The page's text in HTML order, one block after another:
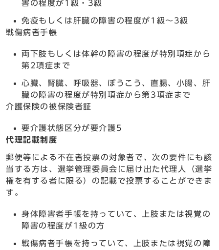
害の程度が1級・3級
免疫もしくは肝臓の障害の程度が1級～3級
戦傷病者手帳
両下肢もしくは体幹の障害の程度が特別項症から
第2項症まで
心臓、腎臓、呼吸器、ぼうこう、直腸、小腸、肝
臓の障害の程度が特別項症から第3項症まで
介護保険の被保険者証
要介護状態区分が要介護5
代理記載制度
郵便等による不在者投票の対象者で、次の要件にも該
当する方は、選挙管理委員会に届け出た代理人（選挙
権を有する者に限る）の記載で投票することができま
す。
身体障害者手帳を持っていて、上肢または視覚の
障害の程度が1級の方
戦傷病者手帳を持っていて、上肢または視覚の障